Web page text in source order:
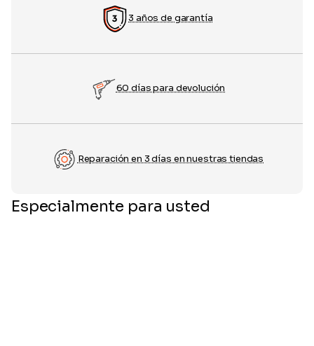
3 años de garantía
60 días para devolución
Reparación en 3 días en nuestras tiendas
Especialmente para usted